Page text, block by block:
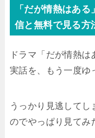
「だが情熱はあ
信と無料で見る方
ドラマ「だが情熱
実話を、もう一度ゆ
うっかり見逃してし
のでやっぱり見てみ